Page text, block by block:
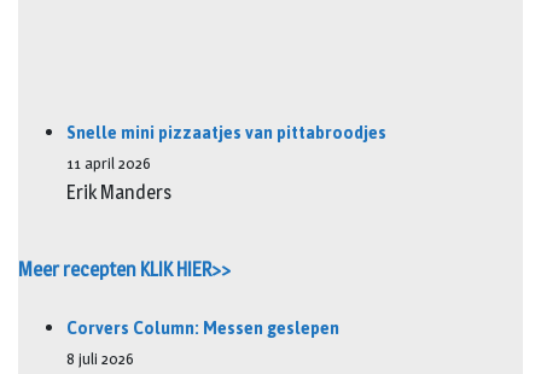
Snelle mini pizzaatjes van pittabroodjes
11 april 2026
Erik Manders
Meer recepten KLIK HIER>>
Corvers Column: Messen geslepen
8 juli 2026